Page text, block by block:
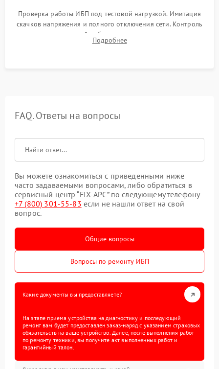
Проверка работы ИБП под тестовой нагрузкой. Имитация
скачков напряжения и полного отключения сети. Контроль
времени автономной работы, температурного режима и
корректности формы выходного сигнала.
Подробнее
FAQ. Ответы на вопросы
Вы можете ознакомиться с приведенными ниже
часто задаваемыми вопросами, либо обратиться в
сервисный центр “FIX-APC” по следующему телефону
+7 (800) 301-55-83 если не нашли ответ на свой
вопрос.
Общие вопросы
Вопросы по ремонту ИБП
Какие документы вы предоставляете?
На этапе приема устройства на диагностику и последующий
ремонт вам будет предоставлен заказ-наряд с указанием страховых
обязательств на ваше устройство. Далее, после выполнения работ
по ремонту техники, вы получите акт выполненных работ и
гарантийный талон.